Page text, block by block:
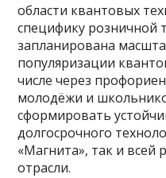
области квантовых
специфику розничной
запланирована
популяризации
числе через
молодёжи и
сформировать
долгосрочного
«Магнита», так и всей
отрасли.